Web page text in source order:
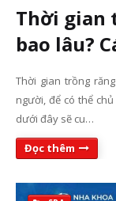
Thời gian
bao lâu?
Thời gian trồng
người, để có thể
dưới đây sẽ cu…
Đọc thêm